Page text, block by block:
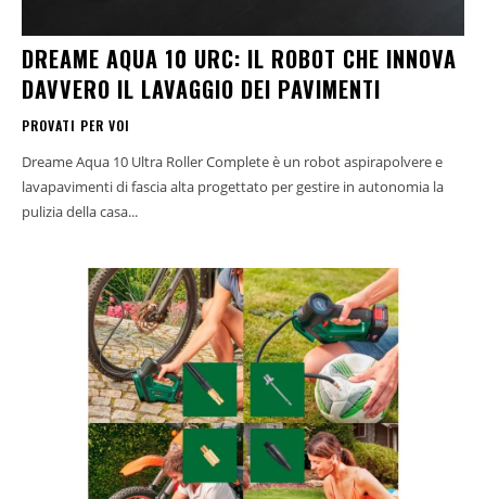
DREAME AQUA 10 URC: IL ROBOT CHE INNOVA
DAVVERO IL LAVAGGIO DEI PAVIMENTI
PROVATI PER VOI
Dreame Aqua 10 Ultra Roller Complete è un robot aspirapolvere e
lavapavimenti di fascia alta progettato per gestire in autonomia la
pulizia della casa...